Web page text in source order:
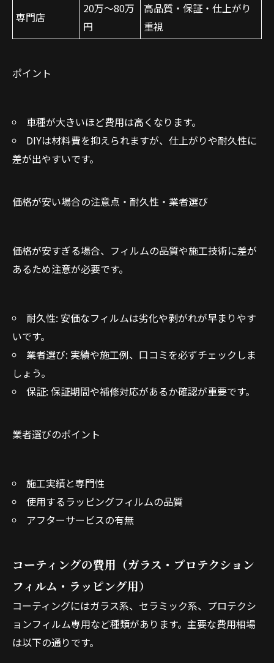
専門店
20万～80万
円
高品質・保証・仕上がり
重視
ポイント
車種が大きいほど費用は高くなります。
DIYは材料費を抑えられますが、仕上がりや耐久性に
差が出やすいです。
価格が安い場合の注意点・耐久性・業者選び
価格が安すぎる場合、フィルムの品質や施工技術に差が
あるため注意が必要です。
耐久性: 安価なフィルムは劣化や剥がれが早まりやす
いです。
業者選び: 実績や施工例、口コミを必ずチェックしま
しょう。
保証: 保証期間や補修対応があるか確認が重要です。
業者選びのポイント
施工実績と専門性
使用するラッピングフィルムの品質
アフターサービスの有無
コーティングの費用（ガラス・プロテクション
フィルム・ラッピング用）
コーティングにはガラス系、セラミック系、プロテクシ
ョンフィルム専用など種類があります。主要な費用相場
は以下の通りです。